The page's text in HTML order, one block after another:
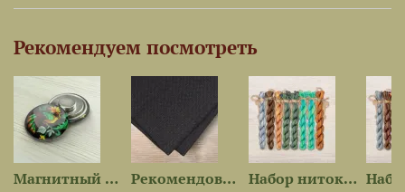
Рекомендуем посмотреть
Магнитный держатель... Рекомендованная ткань для... Набор ниток OwlForest для...